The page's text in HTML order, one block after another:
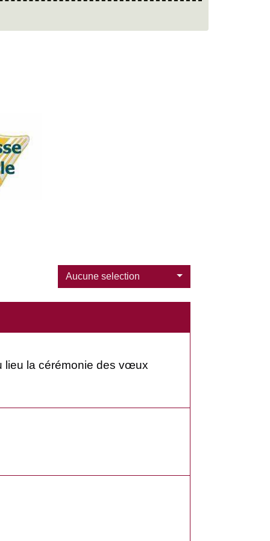
Aucune selection
lieu la cérémonie des vœux